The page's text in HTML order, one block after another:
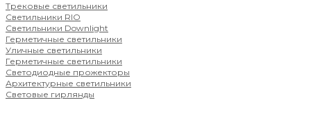
Трековые светильники
Светильники RIO
Светильники Downlight
Герметичные светильники
Уличные светильники
Герметичные светильники
Светодиодные прожекторы
Архитектурные светильники
Световые гирлянды